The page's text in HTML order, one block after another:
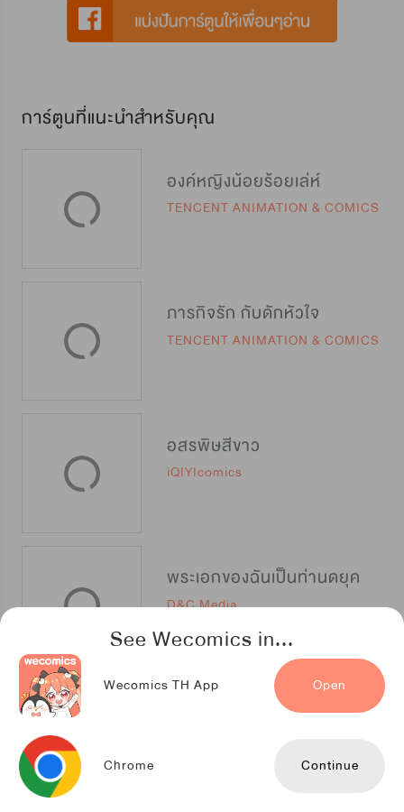
See Wecomics in...
Wecomics TH App Open
Chrome Continue
การ์ตูนที่แนะนำสำหรับคุณ
องค์หญิงน้อยร้อยเล่ห์
TENCENT ANIMATION & COMICS
ภารกิจรัก กับดักหัวใจ
TENCENT ANIMATION & COMICS
อสรพิษสีขาว
iQIYIcomics
พระเอกของฉันเป็นท่านดยุค
D&C Media
บุปผาราชาวิญญาณ